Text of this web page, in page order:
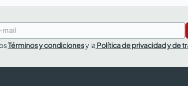
Términos y condicionesy la Política de privacidad y de